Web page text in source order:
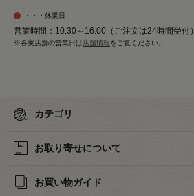
・・・休業日
営業時間：10:30～16:00（ご注文は24時間受付）
※各実店舗の営業日は 店舗情報をご覧ください。
カテゴリ
お取り寄せについて
お買い物ガイド